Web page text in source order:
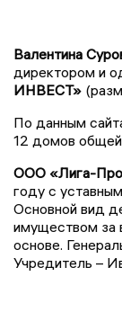
Валентина
директором и
ИНВЕСТ»
По данным
12 домов
ООО «Лига-
году с
Основной вид
имуществом за
основе.
Учредитель –